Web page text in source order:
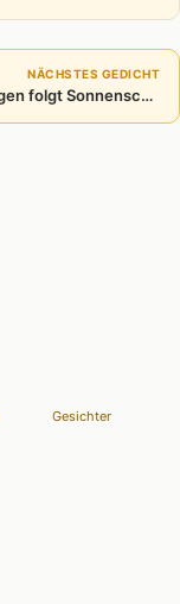
NÄCHSTES GEDICHT
Nach Regen folgt Sonnenschein
Gesichter